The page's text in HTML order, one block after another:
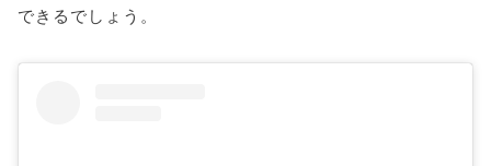
できるでしょう。